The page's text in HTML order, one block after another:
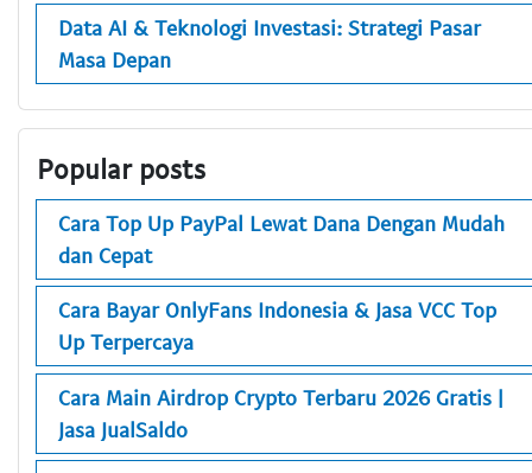
Data AI & Teknologi Investasi: Strategi Pasar
Masa Depan
Popular posts
Cara Top Up PayPal Lewat Dana Dengan Mudah
dan Cepat
Cara Bayar OnlyFans Indonesia & Jasa VCC Top
Up Terpercaya
Cara Main Airdrop Crypto Terbaru 2026 Gratis |
Jasa JualSaldo